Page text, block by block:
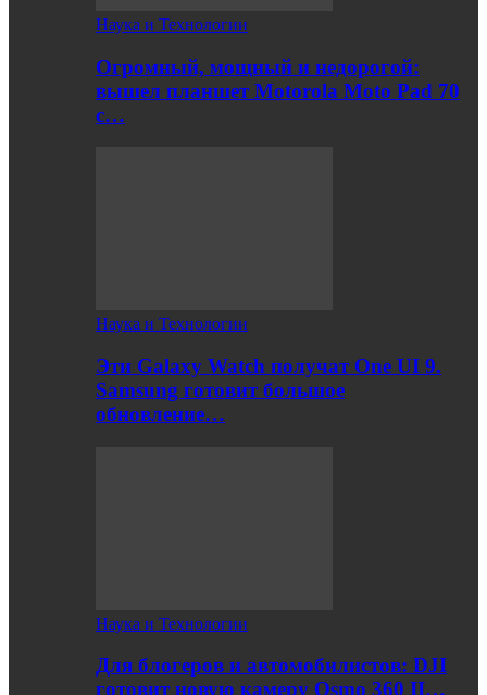
Наука и Технологии
Огромный, мощный и недорогой:
вышел планшет Motorola Moto Pad 70
с…
Наука и Технологии
Эти Galaxy Watch получат One UI 9.
Samsung готовит большое
обновление…
Наука и Технологии
Для блогеров и автомобилистов: DJI
готовит новую камеру Osmo 360 II…